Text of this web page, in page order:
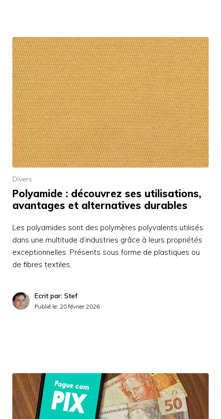
Divers
Polyamide : découvrez ses utilisations,
avantages et alternatives durables
Les polyamides sont des polymères polyvalents utilisés
dans une multitude d’industries grâce à leurs propriétés
exceptionnelles. Présents sous forme de plastiques ou
de fibres textiles,
Ecrit par: Stef
Publié le: 20 février 2026